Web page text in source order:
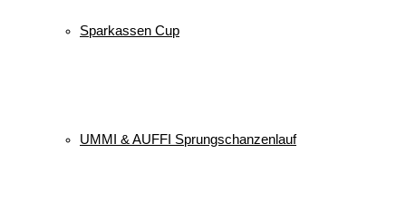
Sparkassen Cup
UMMI & AUFFI Sprungschanzenlauf